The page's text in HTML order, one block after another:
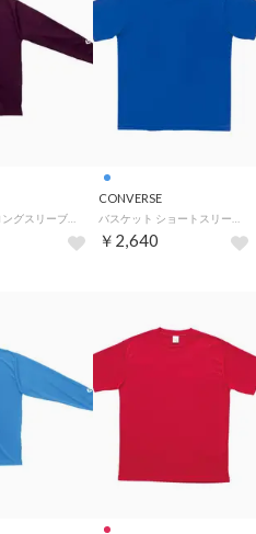
CONVERSE
￥2,640